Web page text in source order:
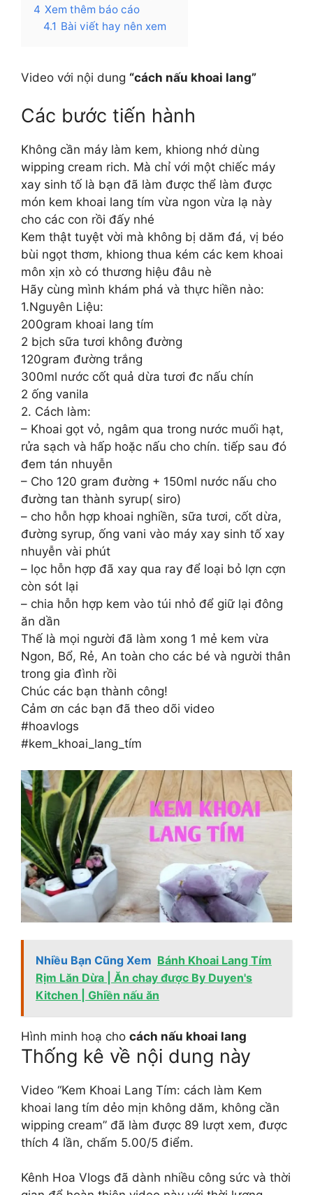
4 Xem thêm báo cáo
4.1 Bài viết hay nên xem
Video với nội dung “cách nấu khoai lang”
Các bước tiến hành
Không cần máy làm kem, khiong nhớ dùng
wipping cream rich. Mà chỉ với một chiếc máy
xay sinh tố là bạn đã làm được thể làm được
món kem khoai lang tím vừa ngon vừa lạ này
cho các con rồi đấy nhé
Kem thật tuyệt vời mà không bị dăm đá, vị béo
bùi ngọt thơm, khiong thua kém các kem khoai
môn xịn xò có thương hiệu đâu nè
Hãy cùng mình khám phá và thực hiền nào:
1.Nguyên Liệu:
200gram khoai lang tím
2 bịch sữa tươi không đường
120gram đường trắng
300ml nước cốt quả dừa tươi đc nấu chín
2 ống vanila
2. Cách làm:
– Khoai gọt vỏ, ngâm qua trong nước muối hạt,
rửa sạch và hấp hoặc nấu cho chín. tiếp sau đó
đem tán nhuyễn
– Cho 120 gram đường + 150ml nước nấu cho
đường tan thành syrup( siro)
– cho hỗn hợp khoai nghiền, sữa tươi, cốt dừa,
đường syrup, ống vani vào máy xay sinh tố xay
nhuyễn vài phút
– lọc hỗn hợp đã xay qua ray để loại bỏ lợn cợn
còn sót lại
– chia hỗn hợp kem vào túi nhỏ để giữ lại đông
ăn dần
Thế là mọi người đã làm xong 1 mẻ kem vừa
Ngon, Bổ, Rẻ, An toàn cho các bé và người thân
trong gia đình rồi
Chúc các bạn thành công!
Cảm ơn các bạn đã theo dõi video
#hoavlogs
#kem_khoai_lang_tím
Nhiều Bạn Cũng Xem Bánh Khoai Lang Tím
Rịm Lăn Dừa | Ăn chay được By Duyen's
Kitchen | Ghiền nấu ăn
Hình minh hoạ cho cách nấu khoai lang
Thống kê về nội dung này
Video “Kem Khoai Lang Tím: cách làm Kem
khoai lang tím dẻo mịn không dăm, không cần
wipping cream” đã làm được 89 lượt xem, được
thích 4 lần, chấm 5.00/5 điểm.
Kênh Hoa Vlogs đã dành nhiều công sức và thời